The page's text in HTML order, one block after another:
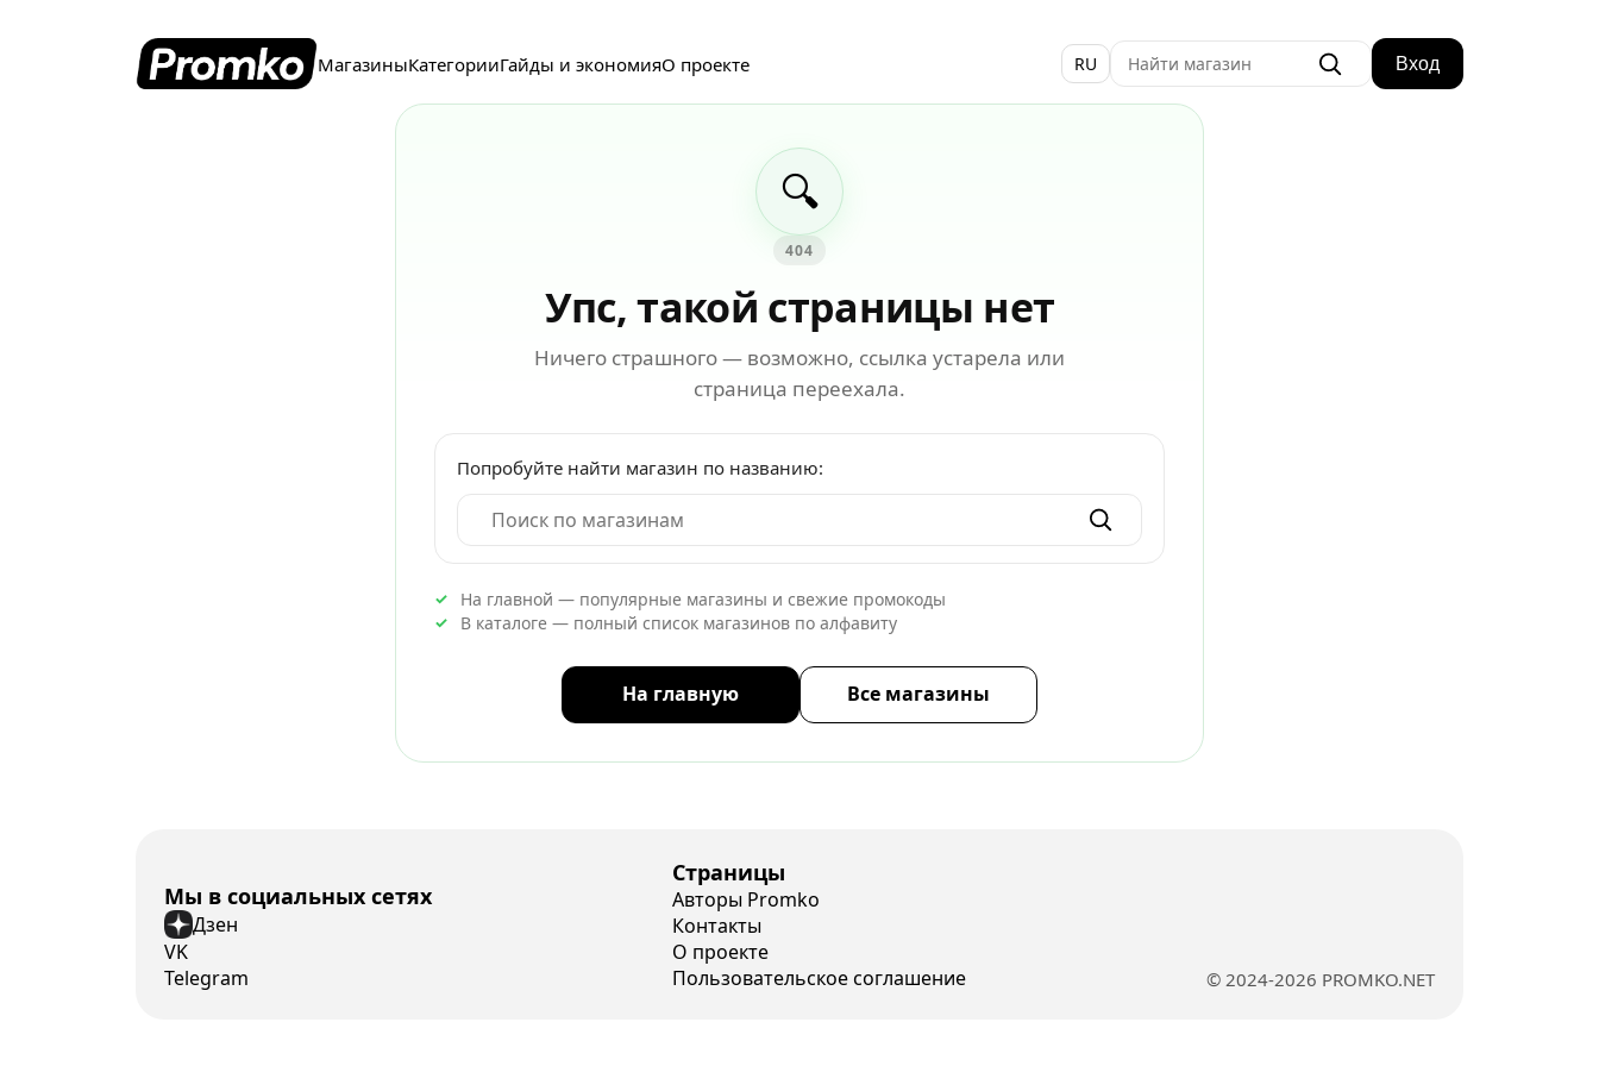
МагазиныКатегорииГайды и экономияО проекте RU Вход
🔍
404
Упс, такой страницы нет
Ничего страшного — возможно, ссылка устарела или
страница переехала.
Попробуйте найти магазин по названию:
На главной — популярные магазины и свежие промокоды
В каталоге — полный список магазинов по алфавиту
На главную Все магазины
Мы в социальных сетях
Дзен
VK
Telegram
Страницы
Авторы Promko
Контакты
О проекте
Пользовательское соглашение
© 2024-2026 PROMKO.NET